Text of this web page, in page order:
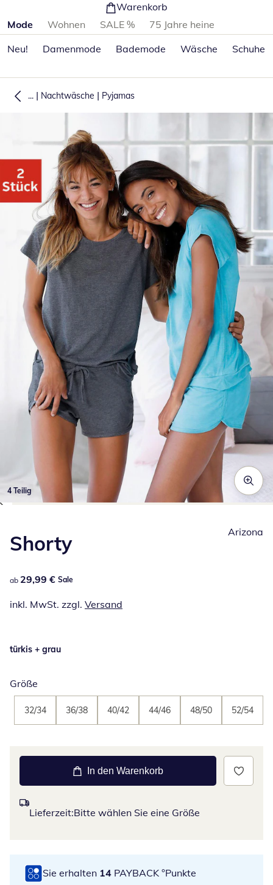
Warenkorb
Produktkategorien überspringen
Mode Wohnen SALE %
75 Jahre heine
Neu!
Damenmode Bademode Wäsche Schuhe
... | Nachtwäsche | Pyjamas
4 Teilig
Shorty
29,99 €
ab 29,99 € Sale
inkl. MwSt. zzgl. Versand
Arizona
türkis + grau
Größe
32/34 36/38 40/42 44/46 48/50 52/54
In den Warenkorb
Lieferzeit:Bitte wählen Sie eine Größe
Sie erhalten 14 PAYBACK °Punkte